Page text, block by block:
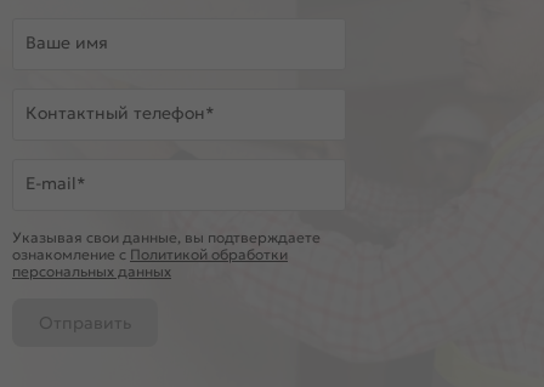
Ваше имя
Контактный телефон*
E-mail*
Указывая свои данные, вы подтверждаете
ознакомление c Политикой обработки
персональных данных
Отправить